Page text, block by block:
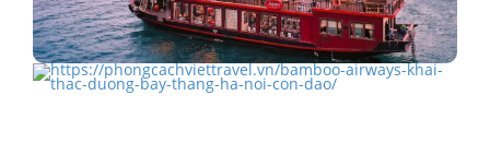
Du thuyền Emperor Cruises sang trọng